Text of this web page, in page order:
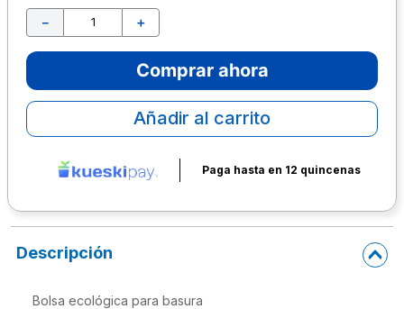
＋
－
Comprar ahora
Añadir al carrito
Paga hasta en 12 quincenas
Descripción
Bolsa ecológica para basura